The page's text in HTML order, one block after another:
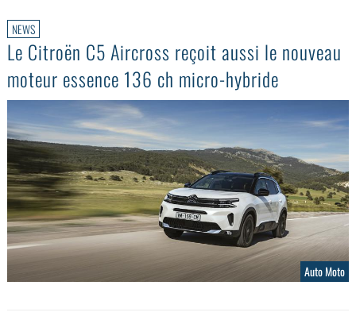
NEWS
Le Citroën C5 Aircross reçoit aussi le nouveau
moteur essence 136 ch micro-hybride
Auto Moto